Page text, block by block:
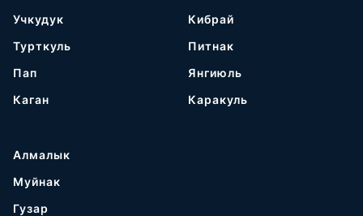
Учкудук
Турткуль
Пап
Каган
Кибрай
Питнак
Янгиюль
Каракуль
Алмалык
Муйнак
Гузар